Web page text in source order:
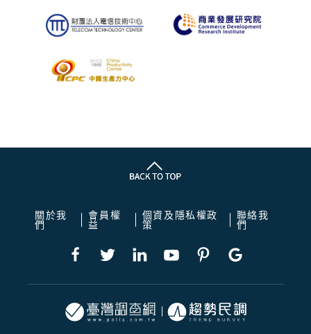
關於我
們
會員權
益
個資及隱私權政
策
聯絡我
們